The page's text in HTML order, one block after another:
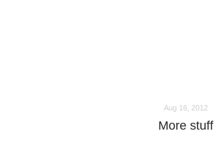
Aug 16, 2012
More stuff